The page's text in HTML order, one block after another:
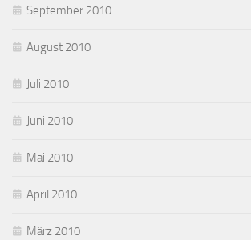
September 2010
August 2010
Juli 2010
Juni 2010
Mai 2010
April 2010
März 2010